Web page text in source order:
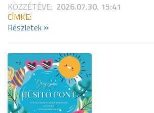
KÖZZÉTÉVE: 2026.07.30. 15:41
CÍMKE:
Részletek »